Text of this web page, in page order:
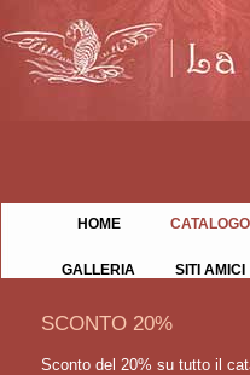
HOME CATALOGO
GALLERIA SITI AMICI
SCONTO 20%
Sconto del 20% su tutto il